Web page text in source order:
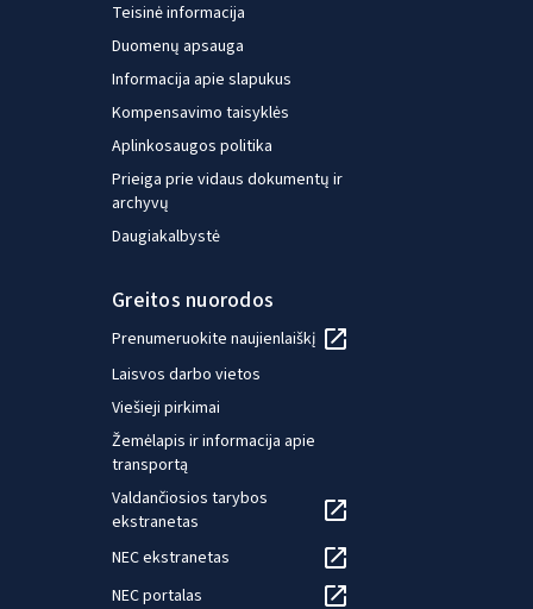
Teisinė informacija
Duomenų apsauga
Informacija apie slapukus
Kompensavimo taisyklės
Aplinkosaugos politika
Prieiga prie vidaus dokumentų ir
archyvų
Daugiakalbystė
Greitos nuorodos
Prenumeruokite naujienlaiškį
Laisvos darbo vietos
Viešieji pirkimai
Žemėlapis ir informacija apie
transportą
Valdančiosios tarybos
ekstranetas
NEC ekstranetas
NEC portalas